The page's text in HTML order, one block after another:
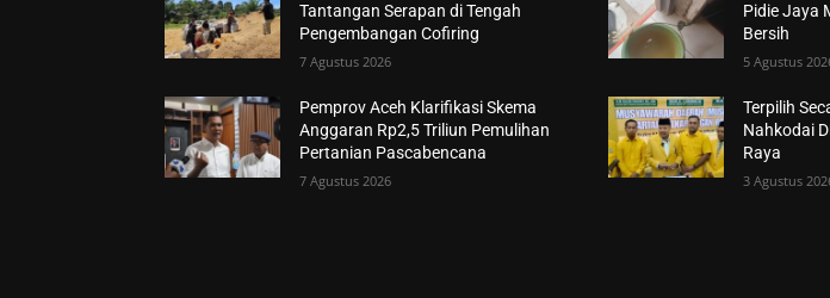
Tantangan Serapan di Tengah
Pengembangan Cofiring
7 Agustus 2026
Pemprov Aceh Klarifikasi Skema
Anggaran Rp2,5 Triliun Pemulihan
Pertanian Pascabencana
7 Agustus 2026
Pidie Jaya
Bersih
5 Agustus
Terpilih
Nahkodai
Raya
3 Agustus